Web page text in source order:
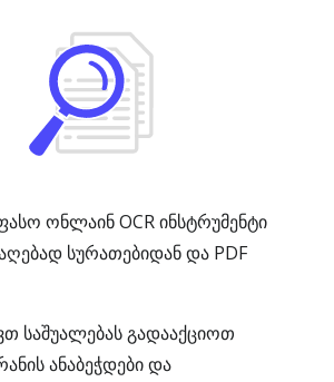
ონლაინ OCR ინსტრუმენტი
სურათებიდან და PDF
საშუალებას გადააქციოთ
ანაბეჭდები და